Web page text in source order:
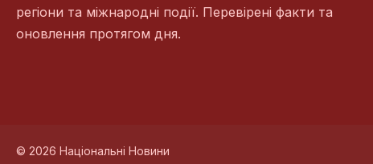
регіони та міжнародні події. Перевірені факти та
оновлення протягом дня.
© 2026 Національні Новини